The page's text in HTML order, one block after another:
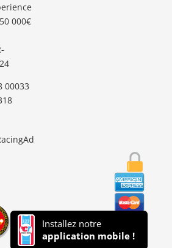
000€
00033
Installez notre
application mobile !